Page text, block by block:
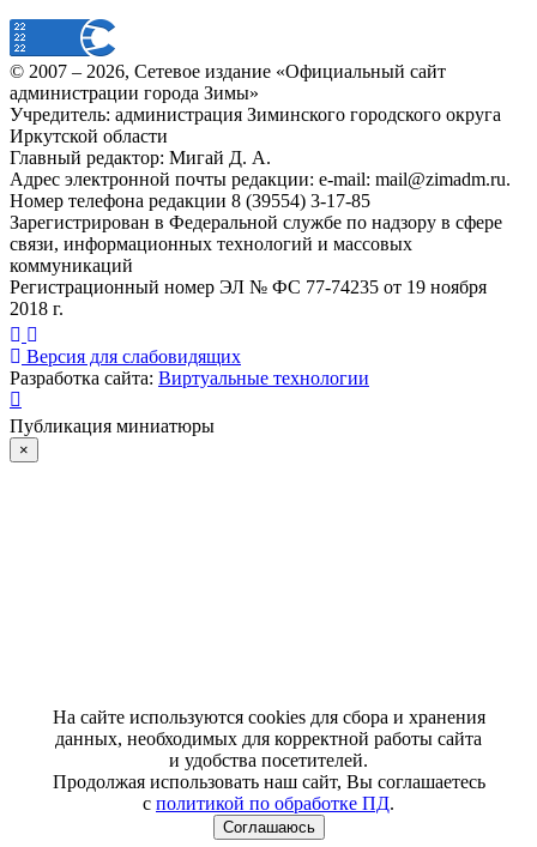
© 2007 – 2026, Сетевое издание «Официальный сайт
администрации города Зимы»
Учредитель: администрация Зиминского городского округа
Иркутской области
Главный редактор: Мигай Д. А.
Адрес электронной почты редакции: e-mail: mail@zimadm.ru.
Номер телефона редакции 8 (39554) 3-17-85
Зарегистрирован в Федеральной службе по надзору в сфере
связи, информационных технологий и массовых
коммуникаций
Регистрационный номер ЭЛ № ФС 77-74235 от 19 ноября
2018 г.
Версия для слабовидящих
Разработка сайта: Виртуальные технологии
Публикация миниатюры
×
На сайте используются cookies для сбора и хранения
данных, необходимых для корректной работы сайта
и удобства посетителей.
Продолжая использовать наш сайт, Вы соглашаетесь
с политикой по обработке ПД.
Соглашаюсь